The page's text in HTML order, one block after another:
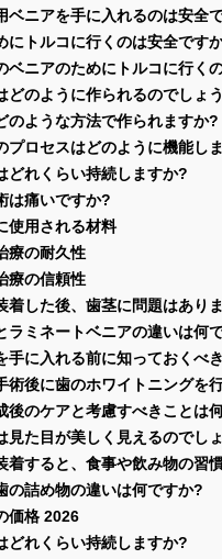
ベニアを手に入れるのは安全
にトルコに行くのは安全です
ベニアのためにトルコに行く
どのように作られるのでしょ
のような方法で作られますか?
プロセスはどのように機能し
どれくらい持続しますか?
は痛いですか?
使用される材料
療の耐久性
療の信頼性
着した後、歯茎に問題はあり
ラミネートベニアの違いは何
手に入れる前に知っておくべ
術後に歯のホワイトニングを
後のケアと考慮すべきことは
見た目が美しく見えるのでし
着すると、食事や飲み物の習
の詰め物の違いは何ですか?
価格 2026
どれくらい持続しますか?